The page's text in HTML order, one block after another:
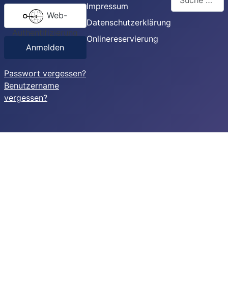
Web-
Authentifizierung
Anmelden
Passwort vergessen?
Benutzername
vergessen?
Impressum
Datenschutzerklärung
Onlinereservierung